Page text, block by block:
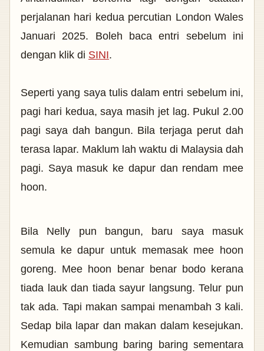
perjalanan hari kedua percutian London Wales
Januari 2025. Boleh baca entri sebelum ini
dengan klik di SINI.
Seperti yang saya tulis dalam entri sebelum ini,
pagi hari kedua, saya masih jet lag. Pukul 2.00
pagi saya dah bangun. Bila terjaga perut dah
terasa lapar. Maklum lah waktu di Malaysia dah
pagi. Saya masuk ke dapur dan rendam mee
hoon.
Bila Nelly pun bangun, baru saya masuk
semula ke dapur untuk memasak mee hoon
goreng. Mee hoon benar benar bodo kerana
tiada lauk dan tiada sayur langsung. Telur pun
tak ada. Tapi makan sampai menambah 3 kali.
Sedap bila lapar dan makan dalam kesejukan.
Kemudian sambung baring baring sementara